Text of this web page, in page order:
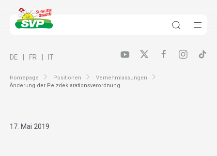
Homepage Positionen
Vernehmlassungen
Änderung der Pelzdeklarationsverordnung
DE FR IT
17. Mai 2019